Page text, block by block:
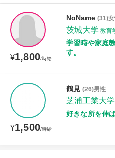
¥1,800/時給
NoName (31)
茨城大学 教育
学習時や家庭
す。
¥1,500/時給
鶴見 (26)男性
芝浦工業大学
好きな所を伸
授業可能日
月曜日 火曜日 水曜日
土曜日 日曜日
距離：15km以内